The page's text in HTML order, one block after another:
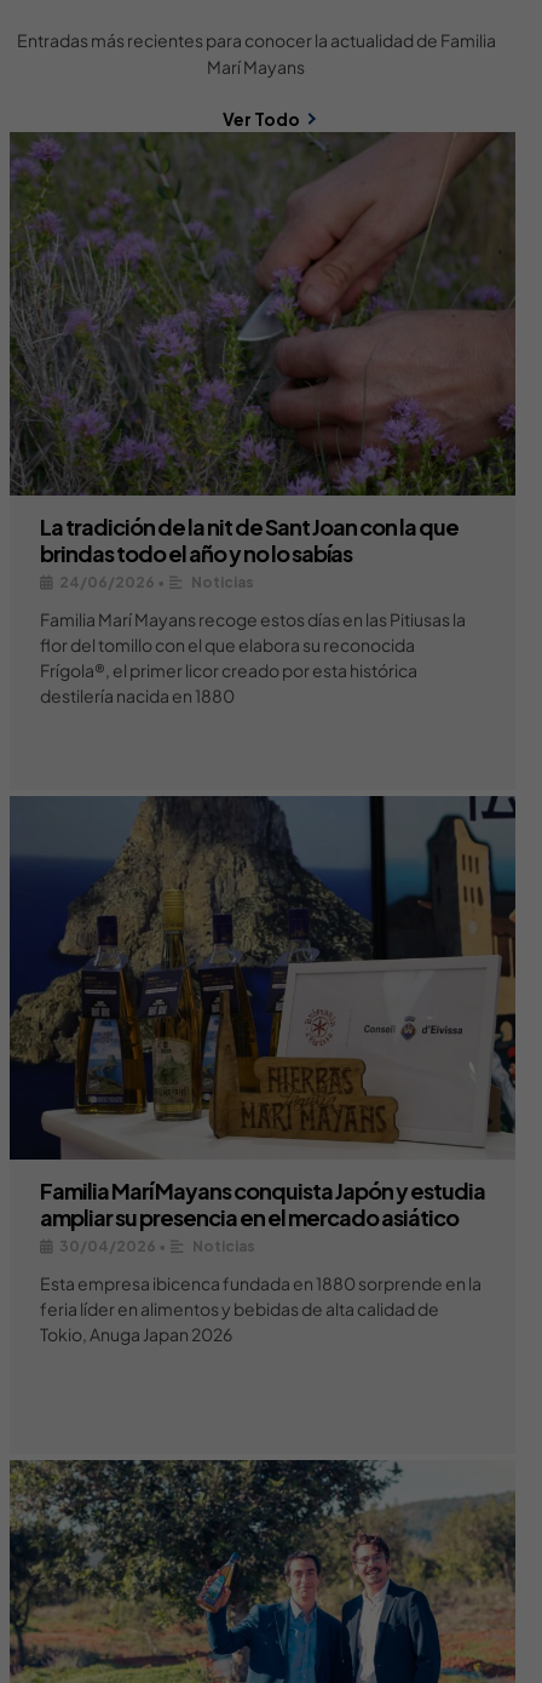
Entradas más recientes para conocer la actualidad de Familia
Marí Mayans
Ver Todo
La tradición de la nit de Sant Joan con la que
brindas todo el año y no lo sabías
24/06/2026 • Noticias
Familia Marí Mayans recoge estos días en las Pitiusas la
flor del tomillo con el que elabora su reconocida
Frígola®, el primer licor creado por esta histórica
destilería nacida en 1880
Familia Marí Mayans conquista Japón y estudia
ampliar su presencia en el mercado asiático
30/04/2026 • Noticias
Esta empresa ibicenca fundada en 1880 sorprende en la
feria líder en alimentos y bebidas de alta calidad de
Tokio, Anuga Japan 2026